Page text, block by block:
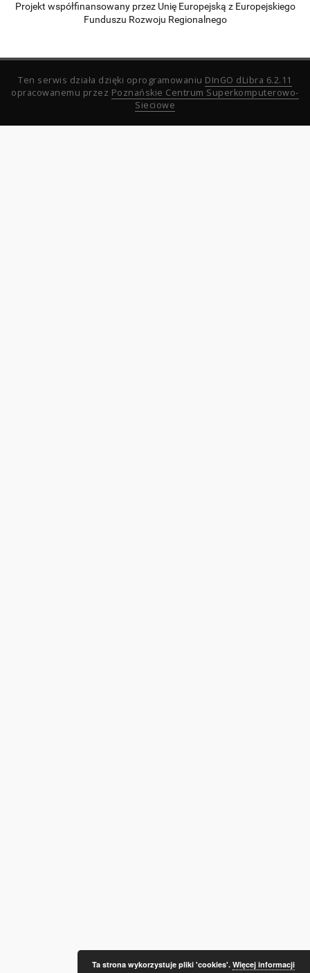
Projekt współfinansowany przez Unię Europejską z Europejskiego
Funduszu Rozwoju Regionalnego
Ten serwis działa dzięki oprogramowaniu DInGO dLibra 6.2.11
opracowanemu przez Poznańskie Centrum Superkomputerowo-
Sieciowe
Ta strona wykorzystuje pliki 'cookies'. Więcej informacji